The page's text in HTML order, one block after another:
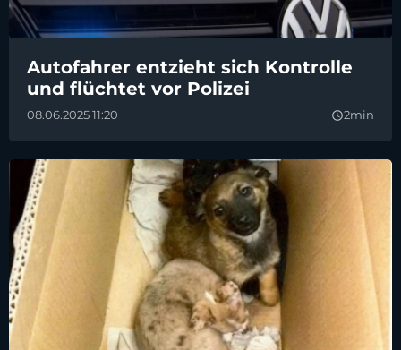
Autofahrer entzieht sich Kontrolle
und flüchtet vor Polizei
08.06.2025 11:20 query_builder2min